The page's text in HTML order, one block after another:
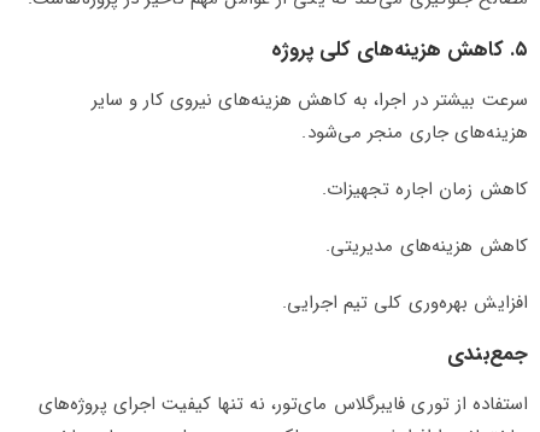
۵. کاهش هزینه‌های کلی پروژه
سرعت بیشتر در اجرا، به کاهش هزینه‌های نیروی کار و سایر
هزینه‌های جاری منجر می‌شود.
کاهش زمان اجاره تجهیزات.
کاهش هزینه‌های مدیریتی.
افزایش بهره‌وری کلی تیم اجرایی.
جمع‌بندی
استفاده از توری فایبرگلاس مای‌تور، نه تنها کیفیت اجرای پروژه‌های